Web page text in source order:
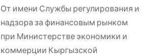
От имени Службы регулирования и
надзора за финансовым рынком
при Министерстве экономики и
коммерции Кыргызской